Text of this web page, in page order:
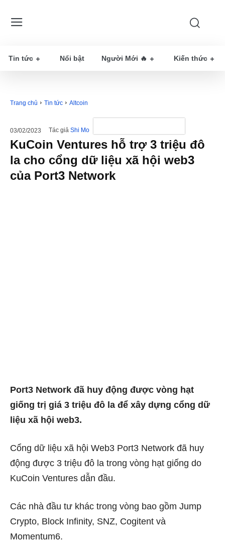
Tin tức Nổi bật Người Mới 🔥 Kiến thức
Trang chủ Tin tức Altcoin
03/02/2023 Tác giả Shi Mo
KuCoin Ventures hỗ trợ 3 triệu đô
la cho cổng dữ liệu xã hội web3
của Port3 Network
Port3 Network đã huy động được vòng hạt
giống trị giá 3 triệu đô la để xây dựng cổng dữ
liệu xã hội web3.
Cổng dữ liệu xã hội Web3 Port3 Network đã huy
động được 3 triệu đô la trong vòng hạt giống do
KuCoin Ventures dẫn đầu.
Các nhà đầu tư khác trong vòng bao gồm Jump
Crypto, Block Infinity, SNZ, Cogitent và
Momentum6.